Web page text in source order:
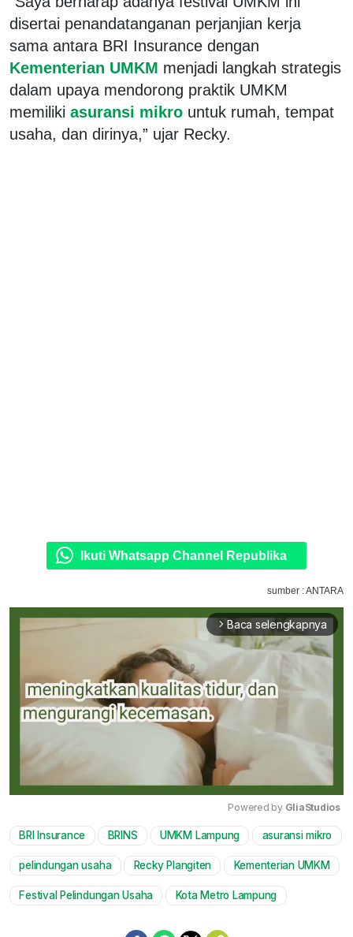
disertai penandatanganan perjanjian kerja
sama antara BRI Insurance dengan
Kementerian UMKM menjadi langkah strategis
dalam upaya mendorong praktik UMKM
memiliki asuransi mikro untuk rumah, tempat
usaha, dan dirinya,” ujar Recky.
Ikuti Whatsapp Channel Republika
sumber : ANTARA
arrow_forward_ios Baca selengkapnya
Mute
Powered by GliaStudios
BRI Insurance BRINS UMKM Lampung asuransi mikro
pelindungan usaha Recky Plangiten Kementerian UMKM
Festival Pelindungan Usaha Kota Metro Lampung